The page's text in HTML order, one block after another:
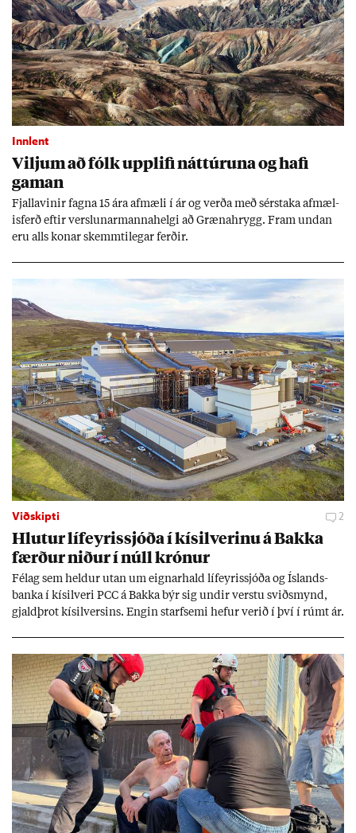
Innlent
Vilj­um að fólk upp­lifi nátt­úr­una og hafi
gam­an
Fjalla­vin­ir fagna 15 ára af­mæli í ár og verða með sér­staka af­mæl­
is­ferð eft­ir versl­un­ar­manna­helgi að Græna­hrygg. Fram und­an
eru alls kon­ar skemmti­leg­ar ferð­ir.
Viðskipti 2
Hlut­ur líf­eyr­is­sjóða í kís­il­ver­inu á Bakka
færð­ur nið­ur í núll krón­ur
Fé­lag sem held­ur ut­an um eign­ar­hald líf­eyr­is­sjóða og Ís­lands­
banka í kís­il­veri PCC á Bakka býr sig und­ir verstu sviðs­mynd,
gjald­þrot kís­il­vers­ins. Eng­in starf­semi hef­ur ver­ið í því í rúmt ár.